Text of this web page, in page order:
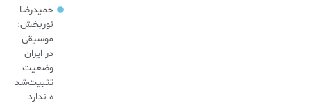
حمیدرضا
نوربخش:
موسیقی
در ایران
وضعیت
تثبیت‌شد
ه ندارد